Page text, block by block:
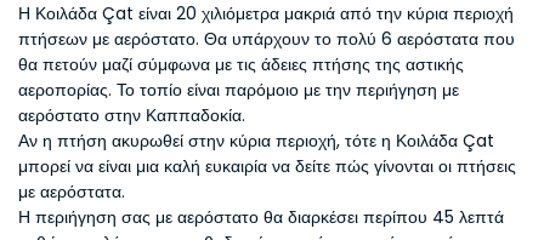
Η Κοιλάδα Çat είναι 20 χιλιόμετρα μακριά από την κύρια περιοχή
πτήσεων με αερόστατο. Θα υπάρχουν το πολύ 6 αερόστατα που
θα πετούν μαζί σύμφωνα με τις άδειες πτήσης της αστικής
αεροπορίας. Το τοπίο είναι παρόμοιο με την περιήγηση με
αερόστατο στην Καππαδοκία.
Αν η πτήση ακυρωθεί στην κύρια περιοχή, τότε η Κοιλάδα Çat
μπορεί να είναι μια καλή ευκαιρία να δείτε πώς γίνονται οι πτήσεις
με αερόστατα.
Η περιήγηση σας με αερόστατο θα διαρκέσει περίπου 45 λεπτά